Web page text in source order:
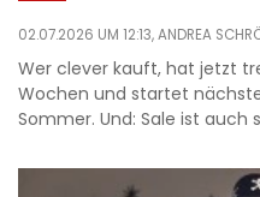
02.07.2026 UM 12:13,ANDREA
Wer clever kauft, hat jetzt
Wochen und startet
Sommer. Und: Sale ist auch